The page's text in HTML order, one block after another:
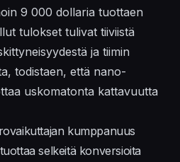
9 000 dollaria tuottaen
tulokset tulivat tiiviistä
ja tiimin
todistaen, että nano-
uskomatonta kattavuutta
kumppanuus
selkeitä konversioita